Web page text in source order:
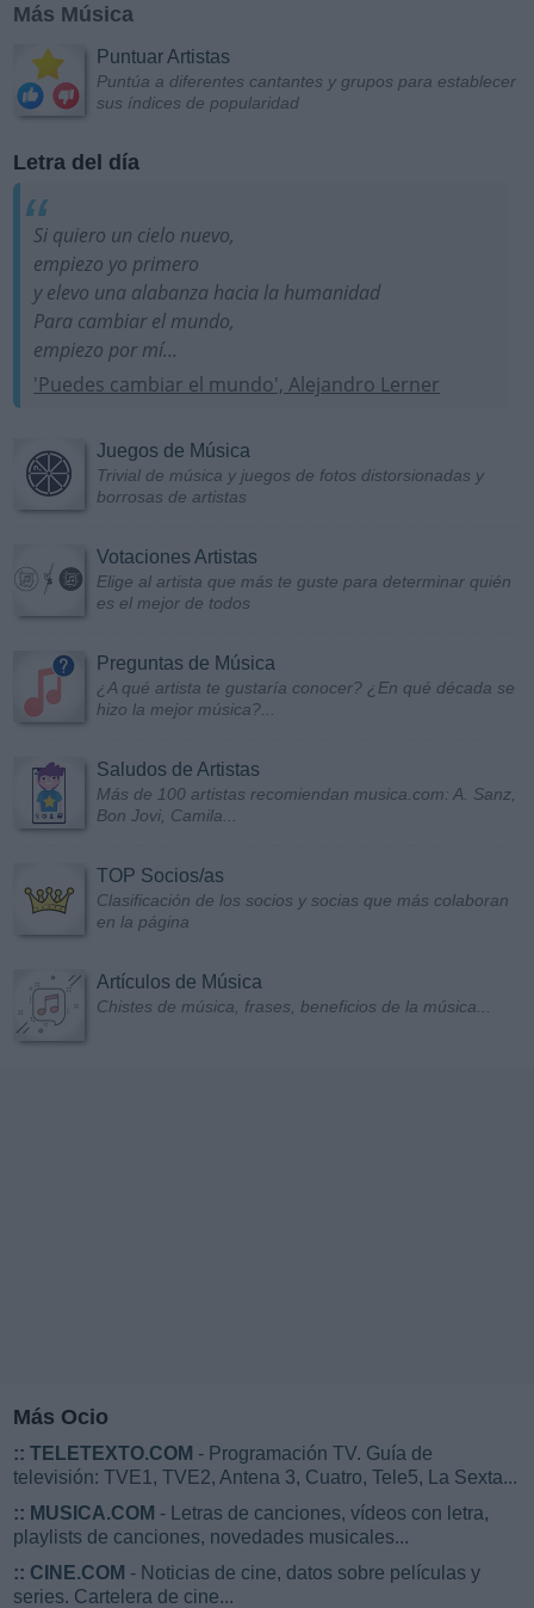
Más Música
Puntuar Artistas
Puntúa a diferentes cantantes y grupos para establecer
sus índices de popularidad
Letra del día
Si quiero un cielo nuevo,
empiezo yo primero
y elevo una alabanza hacia la humanidad
Para cambiar el mundo,
empiezo por mí...
'Puedes cambiar el mundo', Alejandro Lerner
Juegos de Música
Trivial de música y juegos de fotos distorsionadas y
borrosas de artistas
Votaciones Artistas
Elige al artista que más te guste para determinar quién
es el mejor de todos
Preguntas de Música
¿A qué artista te gustaría conocer? ¿En qué década se
hizo la mejor música?...
Saludos de Artistas
Más de 100 artistas recomiendan musica.com: A. Sanz,
Bon Jovi, Camila...
TOP Socios/as
Clasificación de los socios y socias que más colaboran
en la página
Artículos de Música
Chistes de música, frases, beneficios de la música...
Más Ocio
:: TELETEXTO.COM - Programación TV. Guía de
televisión: TVE1, TVE2, Antena 3, Cuatro, Tele5, La Sexta...
:: MUSICA.COM - Letras de canciones, vídeos con letra,
playlists de canciones, novedades musicales...
:: CINE.COM - Noticias de cine, datos sobre películas y
series. Cartelera de cine...